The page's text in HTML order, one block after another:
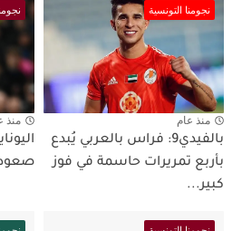
نجومنا التونسية
منذ عام
بالفيدي9: فراس بالعربي يُبدع
بأربع تمريرات حاسمة في فوز
كبير...
منذ
صعود